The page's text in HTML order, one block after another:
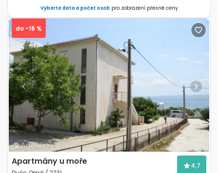
Vyberte data a počet osob pro zobrazení přesné ceny
Previous Next
do -16 %
Apartmány u moře 4,7